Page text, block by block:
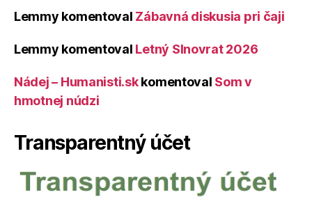
Lemmy komentoval Zábavná diskusia pri čaji
Lemmy komentoval Letný Slnovrat 2026
Nádej – Humanisti.skkomentoval Som v
hmotnej núdzi
Transparentný účet